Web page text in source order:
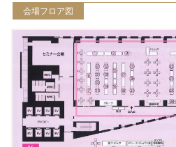
会場フロア図